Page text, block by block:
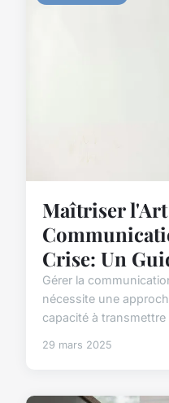
Maîtriser l'Art
Crise: Un
Gérer la
nécessite une
capacité à transmettre
29 mars 2025